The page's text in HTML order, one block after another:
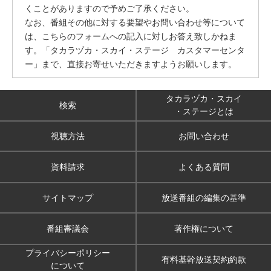
くことがありますので予めご了承ください。
なお、番組その他に対する要望やお問い合わせ等について
は、こちらのフォームへの記入に対しお答え致しかねま
す。「タカラヅカ・スカイ・ステージ カスタマーセンタ
ー」まで、直接お寄せいただきますようお願いします。
検索
タカラヅカ・スカイ
・ステージとは
視聴方法 お問い合わせ
資料請求 よくある質問
サイトマップ 放送番組の編集の基準
番組審議会 著作権について
プライバシーポリシー
について
有料基幹放送契約約款